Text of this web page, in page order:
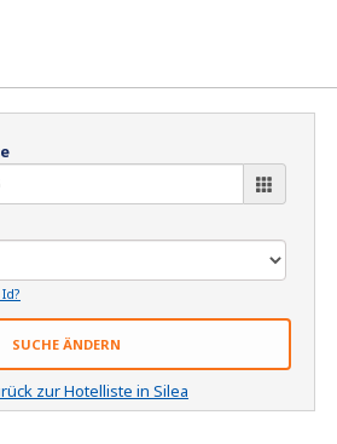
SUCHE ÄNDERN
zur Hotelliste in Silea